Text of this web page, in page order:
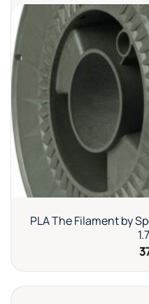
PLA The Filament by